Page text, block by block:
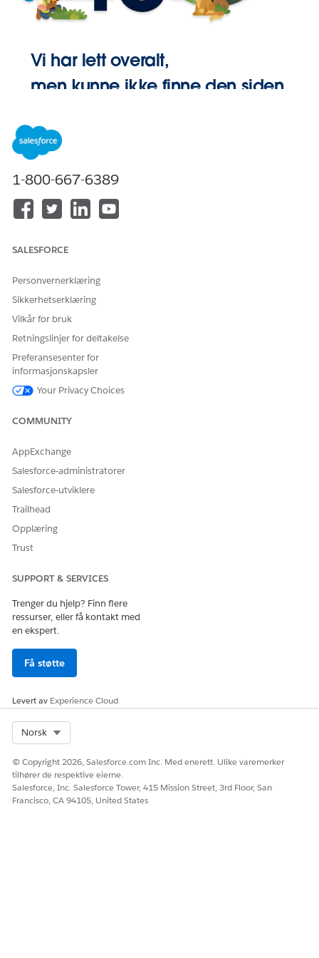
Vi har lett overalt,
men kunne ikke finne den siden.
1-800-667-6389
SALESFORCE
Personvernerklæring
Sikkerhetserklæring
Vilkår for bruk
Retningslinjer for deltakelse
Preferansesenter for
informasjonskapsler
Your Privacy Choices
COMMUNITY
AppExchange
Salesforce-administratorer
Salesforce-utviklere
Trailhead
Opplæring
Trust
SUPPORT & SERVICES
Trenger du hjelp? Finn flere
ressurser, eller få kontakt med
en ekspert.
Få støtte
Levert av Experience Cloud
Norsk
© Copyright 2026, Salesforce.com Inc. Med enerett. Ulike varemerker
tilhører de respektive eierne.
Salesforce, Inc. Salesforce Tower, 415 Mission Street, 3rd Floor, San
Francisco, CA 94105, United States